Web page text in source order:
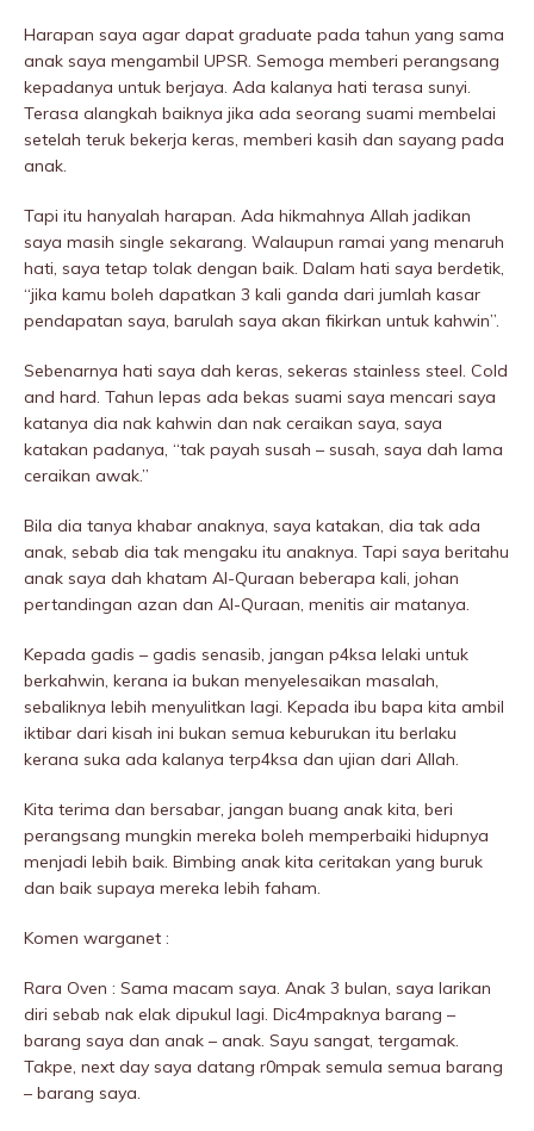
Harapan saya agar dapat graduate pada tahun yang sama
anak saya mengambil UPSR. Semoga memberi perangsang
kepadanya untuk berjaya. Ada kalanya hati terasa sunyi.
Terasa alangkah baiknya jika ada seorang suami membeIai
setelah teruk bekerja keras, memberi kasih dan sayang pada
anak.
Tapi itu hanyalah harapan. Ada hikmahnya Allah jadikan
saya masih single sekarang. Walaupun ramai yang menaruh
hati, saya tetap tolak dengan baik. Dalam hati saya berdetik,
“jika kamu boleh dapatkan 3 kali ganda dari jumlah kasar
pendapatan saya, barulah saya akan fikirkan untuk kahwin”.
Sebenarnya hati saya dah keras, sekeras stainless steel. Cold
and hard. Tahun lepas ada bekas suami saya mencari saya
katanya dia nak kahwin dan nak ceraikan saya, saya
katakan padanya, “tak payah susah – susah, saya dah lama
ceraikan awak.”
Bila dia tanya khabar anaknya, saya katakan, dia tak ada
anak, sebab dia tak mengaku itu anaknya. Tapi saya beritahu
anak saya dah khatam Al-Quraan beberapa kali, johan
pertandingan azan dan Al-Quraan, menitis air matanya.
Kepada gadis – gadis senasib, jangan p4ksa lelaki untuk
berkahwin, kerana ia bukan menyelesaikan masalah,
sebaliknya lebih menyuIitkan lagi. Kepada ibu bapa kita ambil
iktibar dari kisah ini bukan semua keburukan itu berlaku
kerana suka ada kalanya terp4ksa dan ujian dari Allah.
Kita terima dan bersabar, jangan buang anak kita, beri
perangsang mungkin mereka boleh memperbaiki hidupnya
menjadi lebih baik. Bimbing anak kita ceritakan yang buruk
dan baik supaya mereka lebih faham.
Komen warganet :
Rara Oven : Sama macam saya. Anak 3 bulan, saya larikan
diri sebab nak elak dipukuI lagi. Dic4mpaknya barang –
barang saya dan anak – anak. Sayu sangat, tergamak.
Takpe, next day saya datang r0mpak semula semua barang
– barang saya.